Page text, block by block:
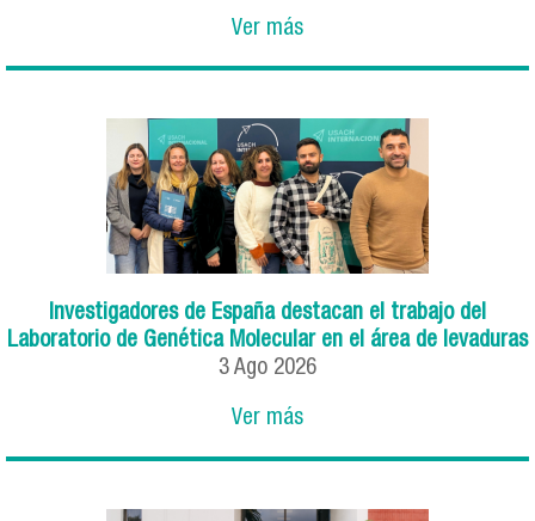
Ver más
Investigadores de España destacan el trabajo del
Laboratorio de Genética Molecular en el área de levaduras
3 Ago 2026
Ver más